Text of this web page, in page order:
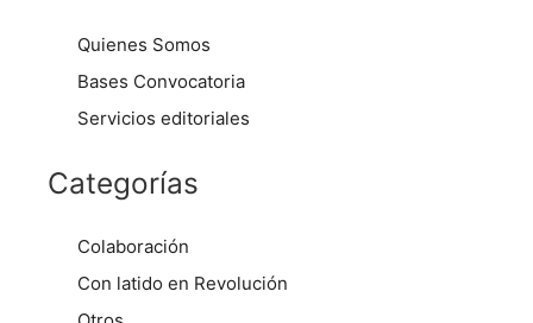
Quienes Somos
Bases Convocatoria
Servicios editoriales
Categorías
Colaboración
Con latido en Revolución